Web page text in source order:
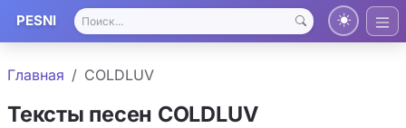
PESNI
Главная COLDLUV
Тексты песен COLDLUV